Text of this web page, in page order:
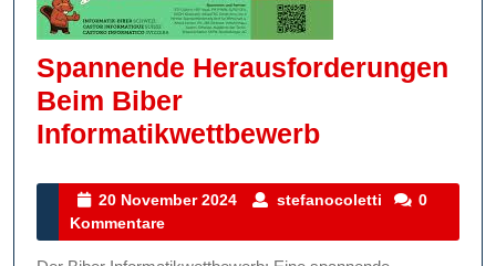
Spannende Herausforderungen
Beim Biber
InformatikwettbewerbSpannende
Beim
20 November 2024
20
2024
stefanocoletti stefanocoletti
0
Kommentare